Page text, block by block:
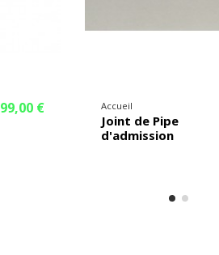
99,00 € Accueil
Joint de Pipe
d'admission